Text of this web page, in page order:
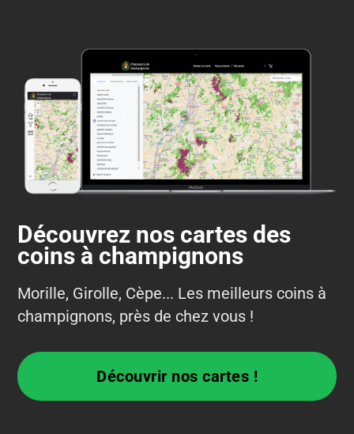
Découvrez nos cartes des
coins à champignons
Morille, Girolle, Cèpe... Les meilleurs coins à
champignons, près de chez vous !
Découvrir nos cartes !